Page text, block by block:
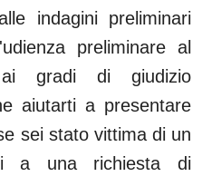
indagini preliminari
preliminare al
ai gradi di giudizio
aiutarti a presentare
sei stato vittima di un
a una richiesta di